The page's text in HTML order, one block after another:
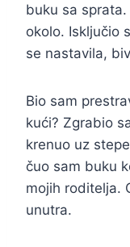
buku sa
okolo. Isključio
se nastavila,
Bio sam
kući? Zgrabio
krenuo uz
čuo sam buku
mojih roditelja.
unutra.